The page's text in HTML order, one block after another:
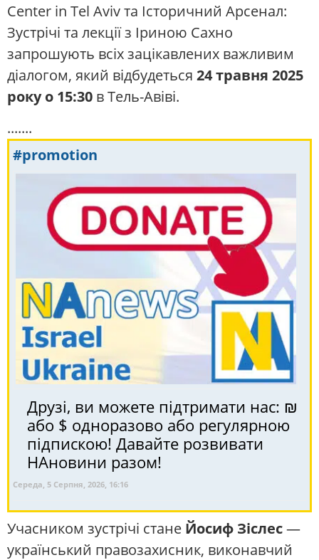
Center in Tel Aviv та Історичний Арсенал:
Зустрічі та лекції з Іриною Сахно
запрошують всіх зацікавлених важливим
діалогом, який відбудеться 24 травня 2025
року о 15:30 в Тель-Авіві.
.......
#promotion
Друзі, ви можете підтримати нас: ₪
або $ одноразово або регулярною
підпискою! Давайте розвивати
НАновини разом!
Середа, 5 Серпня, 2026, 16:16
Учасником зустрічі стане Йосиф Зіслес—
український правозахисник, виконавчий